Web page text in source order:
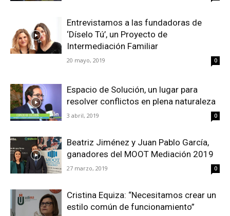
Entrevistamos a las fundadoras de
‘Díselo Tú’, un Proyecto de
Intermediación Familiar
20 mayo, 2019 0
Espacio de Solución, un lugar para
resolver conflictos en plena naturaleza
3 abril, 2019 0
Beatriz Jiménez y Juan Pablo García,
ganadores del MOOT Mediación 2019
27 marzo, 2019 0
Cristina Equiza: “Necesitamos crear un
estilo común de funcionamiento”